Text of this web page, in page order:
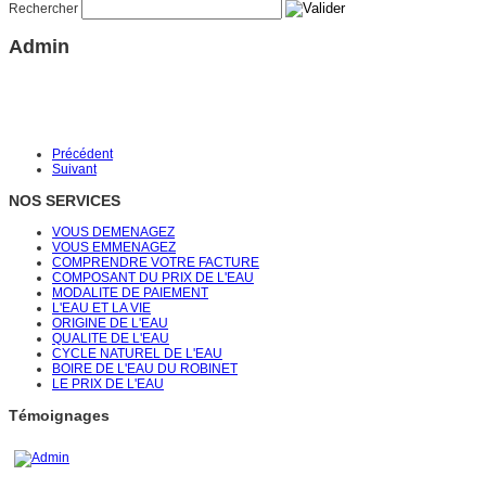
Rechercher
Admin
Précédent
Suivant
NOS SERVICES
VOUS DEMENAGEZ
VOUS EMMENAGEZ
COMPRENDRE VOTRE FACTURE
COMPOSANT DU PRIX DE L'EAU
MODALITE DE PAIEMENT
L'EAU ET LA VIE
ORIGINE DE L'EAU
QUALITE DE L'EAU
CYCLE NATUREL DE L'EAU
BOIRE DE L'EAU DU ROBINET
LE PRIX DE L'EAU
Témoignages